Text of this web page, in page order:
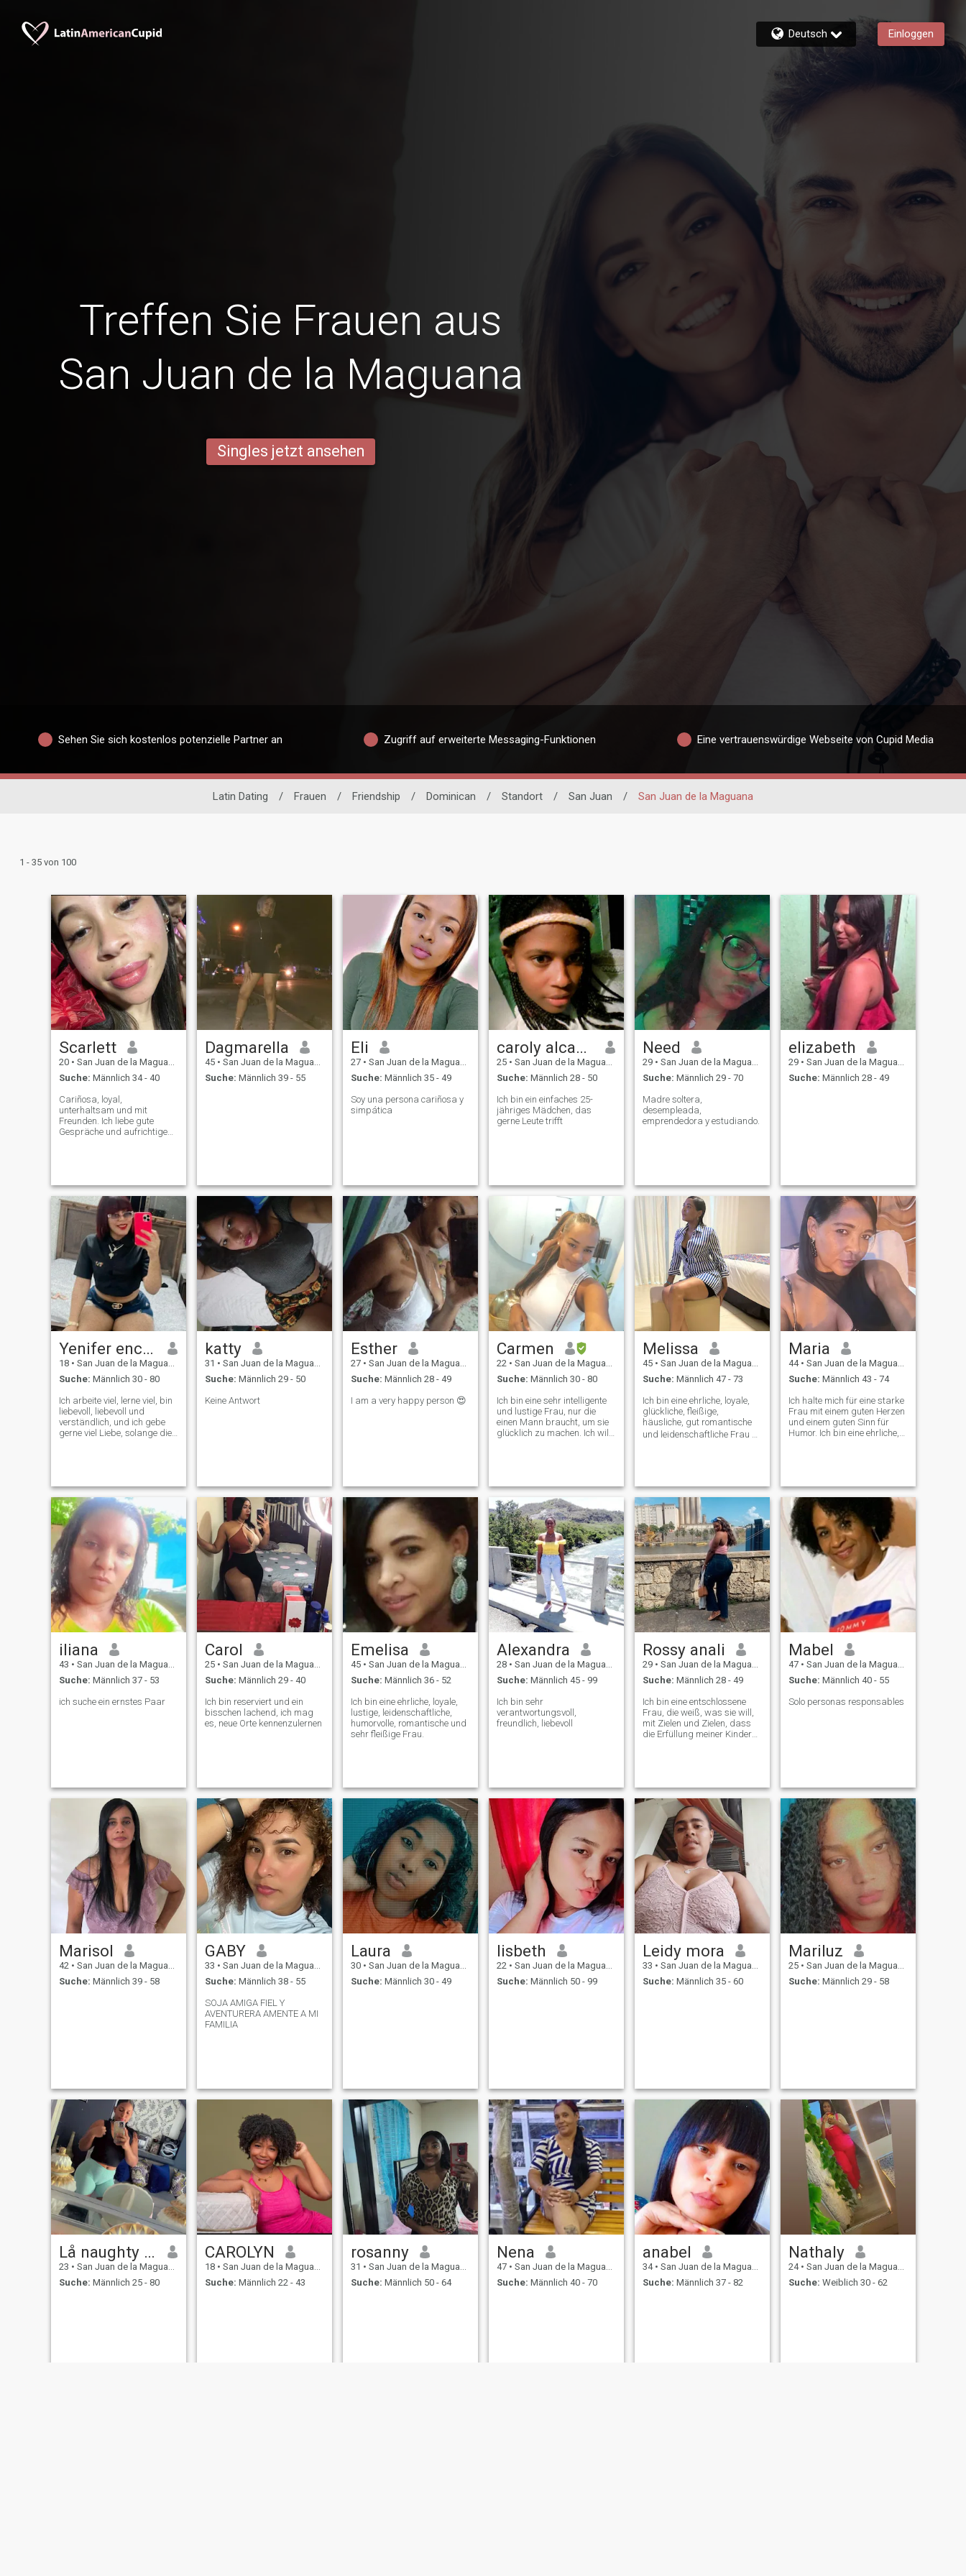
Deutsch Einloggen
Treffen Sie Frauen aus
San Juan de la Maguana
Singles jetzt ansehen
Sehen Sie sich kostenlos potenzielle Partner an Zugriff auf erweiterte Messaging-Funktionen Eine vertrauenswürdige Webseite von Cupid Media
Latin Dating / Frauen / Friendship / Dominican / Standort / San Juan / San Juan de la Maguana
1 - 35 von 100
Scarlett
20 • San Juan de la Maguana, San Juan, Dom. Rep.
Suche: Männlich 34 - 40
Cariñosa, loyal,
unterhaltsam und mit
Freunden. Ich liebe gute
Gespräche und aufrichtige
Dagmarella
45 • San Juan de la Maguana, San Juan, Dom. Rep.
Suche: Männlich 39 - 55
Eli
27 • San Juan de la Maguana, San Juan, Dom. Rep.
Suche: Männlich 35 - 49
Soy una persona cariñosa y
simpática
caroly alcantara
25 • San Juan de la Maguana, San Juan, Dom. Rep.
Suche: Männlich 28 - 50
Ich bin ein einfaches 25-
jähriges Mädchen, das
gerne Leute trifft
Need
29 • San Juan de la Maguana, San Juan, Dom. Rep.
Suche: Männlich 29 - 70
Madre soltera,
desempleada,
emprendedora y estudiando.
elizabeth
29 • San Juan de la Maguana, San Juan, Dom. Rep.
Suche: Männlich 28 - 49
Yenifer encarnacion
18 • San Juan de la Maguana, San Juan, Dom. Rep.
Suche: Männlich 30 - 80
Ich arbeite viel, lerne viel, bin
liebevoll, liebevoll und
verständlich, und ich gebe
gerne viel Liebe, solange die
katty
31 • San Juan de la Maguana, San Juan, Dom. Rep.
Suche: Männlich 29 - 50
Keine Antwort
Esther
27 • San Juan de la Maguana, San Juan, Dom. Rep.
Suche: Männlich 28 - 49
I am a very happy person 😍
Carmen
22 • San Juan de la Maguana, San Juan, Dom. Rep.
Suche: Männlich 30 - 80
Ich bin eine sehr intelligente
und lustige Frau, nur die
einen Mann braucht, um sie
glücklich zu machen. Ich will,
Melissa
45 • San Juan de la Maguana, San Juan, Dom. Rep.
Suche: Männlich 47 - 73
Ich bin eine ehrliche, loyale,
glückliche, fleißige,
häusliche, gut romantische
und leidenschaftliche Frau ❤️
Maria
44 • San Juan de la Maguana, San Juan, Dom. Rep.
Suche: Männlich 43 - 74
Ich halte mich für eine starke
Frau mit einem guten Herzen
und einem guten Sinn für
Humor. Ich bin eine ehrliche,
iliana
43 • San Juan de la Maguana, San Juan, Dom. Rep.
Suche: Männlich 37 - 53
ich suche ein ernstes Paar
Carol
25 • San Juan de la Maguana, San Juan, Dom. Rep.
Suche: Männlich 29 - 40
Ich bin reserviert und ein
bisschen lachend, ich mag
es, neue Orte kennenzulernen
Emelisa
45 • San Juan de la Maguana, San Juan, Dom. Rep.
Suche: Männlich 36 - 52
Ich bin eine ehrliche, loyale,
lustige, leidenschaftliche,
humorvolle, romantische und
sehr fleißige Frau.
Alexandra
28 • San Juan de la Maguana, San Juan, Dom. Rep.
Suche: Männlich 45 - 99
Ich bin sehr
verantwortungsvoll,
freundlich, liebevoll
Rossy anali
29 • San Juan de la Maguana, San Juan, Dom. Rep.
Suche: Männlich 28 - 49
Ich bin eine entschlossene
Frau, die weiß, was sie will,
mit Zielen und Zielen, dass
die Erfüllung meiner Kinder
und respectuosa
Einzelhändler.
Mabel
47 • San Juan de la Maguana, San Juan, Dom. Rep.
Suche: Männlich 40 - 55
Solo personas responsables
Marisol
42 • San Juan de la Maguana, San Juan, Dom. Rep.
Suche: Männlich 39 - 58
GABY
33 • San Juan de la Maguana, San Juan, Dom. Rep.
Suche: Männlich 38 - 55
SOJA AMIGA FIEL Y
AVENTURERA AMENTE A MI
FAMILIA
Laura
30 • San Juan de la Maguana, San Juan, Dom. Rep.
Suche: Männlich 30 - 49
lisbeth
22 • San Juan de la Maguana, San Juan, Dom. Rep.
Suche: Männlich 50 - 99
Leidy mora
33 • San Juan de la Maguana, San Juan, Dom. Rep.
Suche: Männlich 35 - 60
Mariluz
25 • San Juan de la Maguana, San Juan, Dom. Rep.
Suche: Männlich 29 - 58
Lå naughty girl
23 • San Juan de la Maguana, San Juan, Dom. Rep.
Suche: Männlich 25 - 80
CAROLYN
18 • San Juan de la Maguana, San Juan, Dom. Rep.
Suche: Männlich 22 - 43
rosanny
31 • San Juan de la Maguana, San Juan, Dom. Rep.
Suche: Männlich 50 - 64
Nena
47 • San Juan de la Maguana, San Juan, Dom. Rep.
Suche: Männlich 40 - 70
anabel
34 • San Juan de la Maguana, San Juan, Dom. Rep.
Suche: Männlich 37 - 82
Nathaly
24 • San Juan de la Maguana, San Juan, Dom. Rep.
Suche: Weiblich 30 - 62